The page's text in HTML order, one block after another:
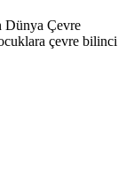
Dünya Çevre
çevre bilinci